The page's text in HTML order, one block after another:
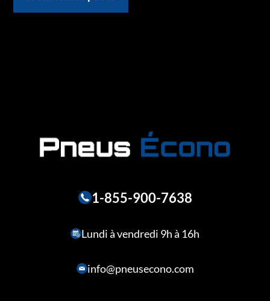
1-855-900-7638
Lundi à vendredi 9h à 16h
info@pneusecono.com